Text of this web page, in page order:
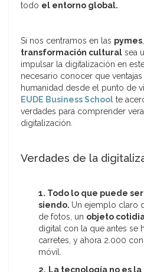
todo el entorno global.
Si nos centramos en las pymes
transformación cultural sea
impulsar la digitalización en
necesario conocer que
humanidad desde el punto de
EUDE Business School te
verdades para comprender
digitalización.
Verdades de la
1. Todo lo que puede
siendo. Un ejemplo claro
de fotos, un objeto
digital con la que antes se
carretes, y ahora 2.000
móvil.
2. La tecnología no es